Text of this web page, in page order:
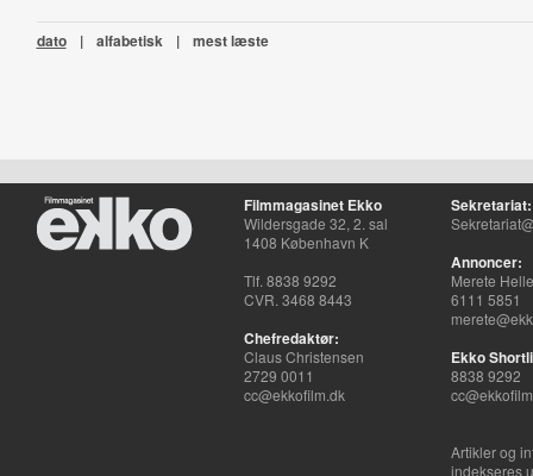
dato | alfabetisk | mest læste
Filmmagasinet Ekko
Wildersgade 32, 2. sal
1408 København K
Tlf. 8838 9292
CVR. 3468 8443
Chefredaktør:
Claus Christensen
2729 0011
cc@ekkofilm.dk
Sekretariat:
Annoncer:
Merete
6111 5851
Ekko
8838 9292
Artikler og
indekseres